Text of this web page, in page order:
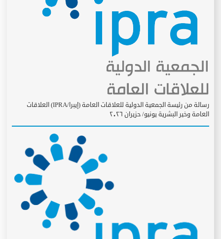
رسالة من رئيسة الجمعية الدولية للعلاقات العامة (إيبرا/IPRA) العلاقات
العامة وخير البشرية يونيو/ حزيران ٢٠٢٦